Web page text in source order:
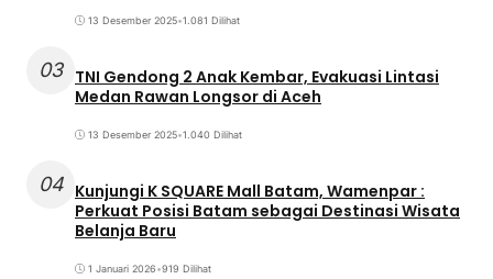
13 Desember 2025•1.081 Dilihat
03 TNI Gendong 2 Anak Kembar, Evakuasi Lintasi
Medan Rawan Longsor di Aceh
13 Desember 2025•1.040 Dilihat
04 Kunjungi K SQUARE Mall Batam, Wamenpar :
Perkuat Posisi Batam sebagai Destinasi Wisata
Belanja Baru
1 Januari 2026•919 Dilihat